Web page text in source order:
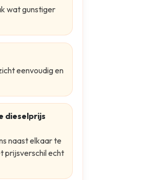
wat gunstiger
eenvoudig en
dieselprijs
naast elkaar te
prijsverschil echt